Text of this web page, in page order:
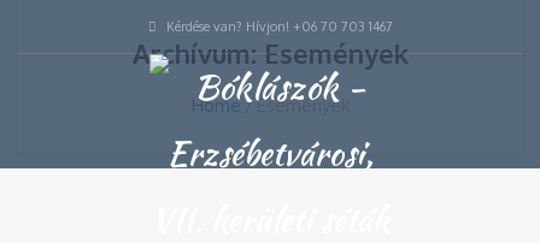
Kérdése van? Hívjon! +06 70 703 1467
Archívum: Események
Home Események